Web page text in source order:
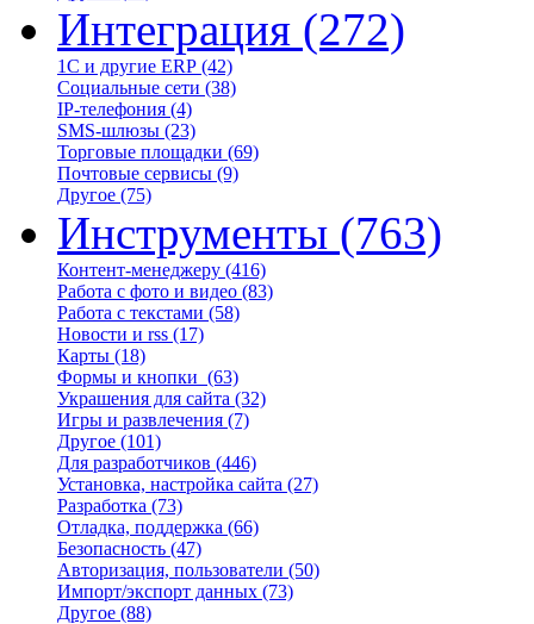
Интеграция (272)
1С и другие ERP (42)
Социальные сети (38)
IP-телефония (4)
SMS-шлюзы (23)
Торговые площадки (69)
Почтовые сервисы (9)
Другое (75)
Инструменты (763)
Контент-менеджеру (416)
Работа с фото и видео (83)
Работа с текстами (58)
Новости и rss (17)
Карты (18)
Формы и кнопки (63)
Украшения для сайта (32)
Игры и развлечения (7)
Другое (101)
Для разработчиков (446)
Установка, настройка сайта (27)
Разработка (73)
Отладка, поддержка (66)
Безопасность (47)
Авторизация, пользователи (50)
Импорт/экспорт данных (73)
Другое (88)